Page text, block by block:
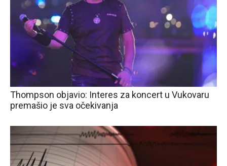
Thompson objavio: Interes za koncert u Vukovaru
premašio je sva očekivanja